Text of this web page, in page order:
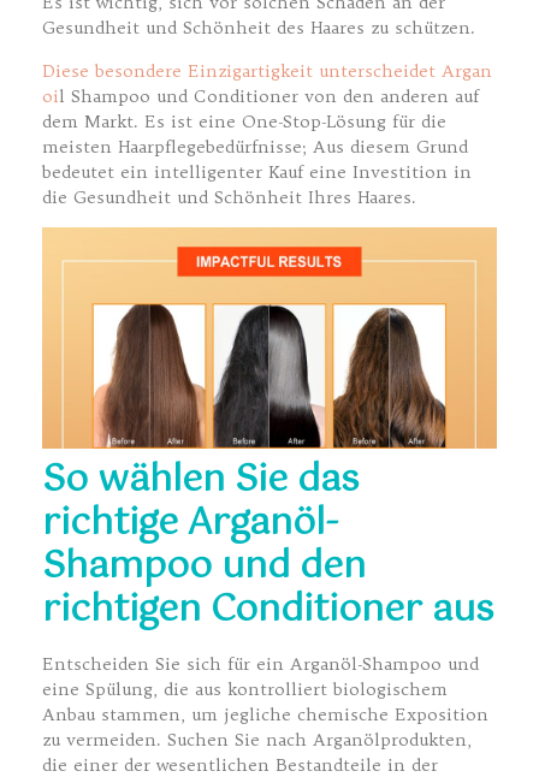
Gesundheit und Schönheit des Haares zu schützen.
Diese besondere Einzigartigkeit unterscheidet Argan
oil Shampoo und Conditioner von den anderen auf
dem Markt. Es ist eine One-Stop-Lösung für die
meisten Haarpflegebedürfnisse; Aus diesem Grund
bedeutet ein intelligenter Kauf eine Investition in
die Gesundheit und Schönheit Ihres Haares.
So wählen Sie das
richtige Arganöl-
Shampoo und den
richtigen Conditioner aus
Entscheiden Sie sich für ein Arganöl-Shampoo und
eine Spülung, die aus kontrolliert biologischem
Anbau stammen, um jegliche chemische Exposition
zu vermeiden. Suchen Sie nach Arganölprodukten,
die einer der wesentlichen Bestandteile in der